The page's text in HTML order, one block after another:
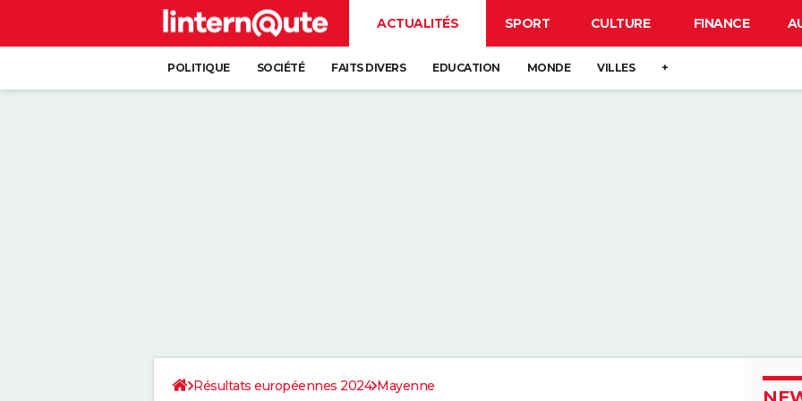
ACTUALITÉS SPORT CULTURE FINANCE
POLITIQUE SOCIÉTÉ FAITS DIVERS EDUCATION MONDE VILLES +
Résultats européennes 2024 Mayenne